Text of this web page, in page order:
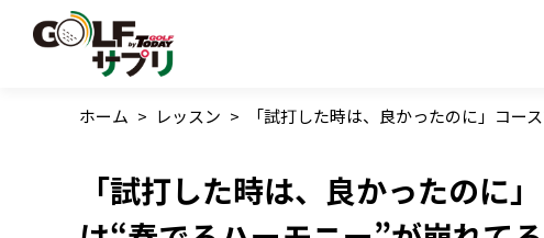
ホーム > レッスン > 「試打した時は、良かったのに」コー
「試打した時は、良かったのに